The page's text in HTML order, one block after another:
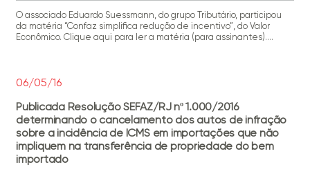
O associado Eduardo Suessmann, do grupo Tributário, participou
da matéria “Confaz simplifica redução de incentivo”, do Valor
Econômico. Clique aqui para ler a matéria (para assinantes).
06/05/16
Publicada Resolução SEFAZ/RJ nº 1.000/2016
determinando o cancelamento dos autos de infração
sobre a incidência de ICMS em importações que não
impliquem na transferência de propriedade do bem
importado